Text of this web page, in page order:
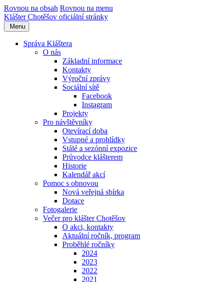
Rovnou na obsah Rovnou na menu
Klášter Chotěšov oficiální stránky
Menu
Správa Kláštera
O nás
Základní informace
Kontakty
Výroční zprávy
Sociální sítě
Facebook
Instagram
Projekty
Pro návštěvníky
Otevírací doba
Vstupné a prohlídky
Stálé a sezónní expozice
Průvodce klášterem
Historie
Kalendář akcí
Pomoc s obnovou
Nová veřejná sbírka
Dotace
Fotogalerie
Večer pro klášter Chotěšov
O akci, kontakty
Aktuální ročník, program
Proběhlé ročníky
2024
2023
2022
2021